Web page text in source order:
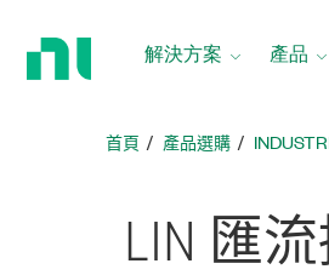
解決方案 產品
首頁 產品選購
LIN 匯